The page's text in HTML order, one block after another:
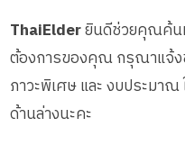
ThaiElderยินดีช่วยคุณค้น
ต้องการของคุณ กรุณาแจ้ง
ภาวะพิเศษ และ งบประมาณ
ด้านล่างนะคะ